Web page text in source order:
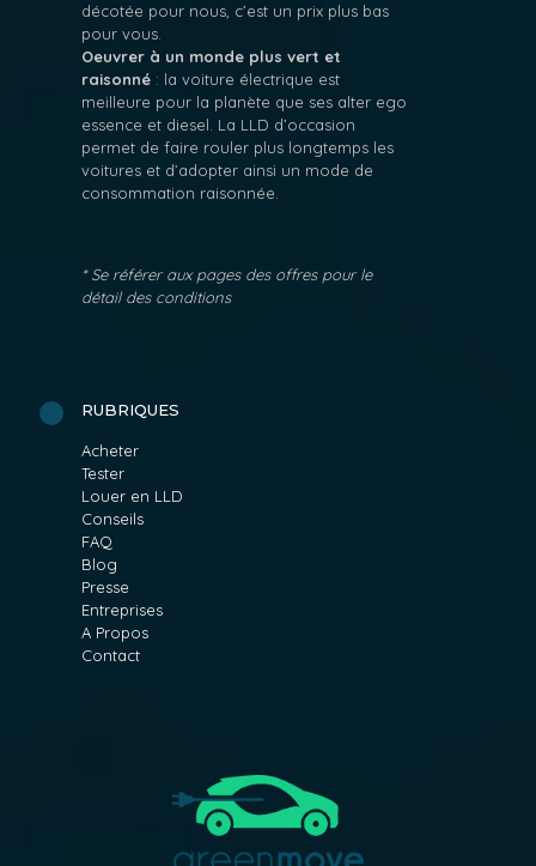
décotée pour nous, c’est un prix plus bas
pour vous.
Oeuvrer à un monde plus vert et
raisonné : la voiture électrique est
meilleure pour la planète que ses alter ego
essence et diesel. La LLD d’occasion
permet de faire rouler plus longtemps les
voitures et d’adopter ainsi un mode de
consommation raisonnée.
* Se référer aux pages des offres pour le
détail des conditions
RUBRIQUES
Acheter
Tester
Louer en LLD
Conseils
FAQ
Blog
Presse
Entreprises
A Propos
Contact